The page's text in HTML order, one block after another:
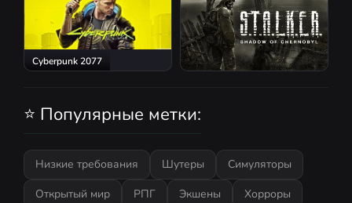
Cyberpunk 2077
⭐ Популярные метки:
Низкие требования Шутеры
Симуляторы
Открытый мир
РПГ Экшены
Хорроры